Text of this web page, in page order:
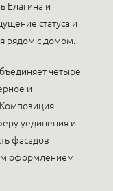
Елагина и
статуса и
рядом с домом.
четыре
и
уединения и
фасадов
оформлением